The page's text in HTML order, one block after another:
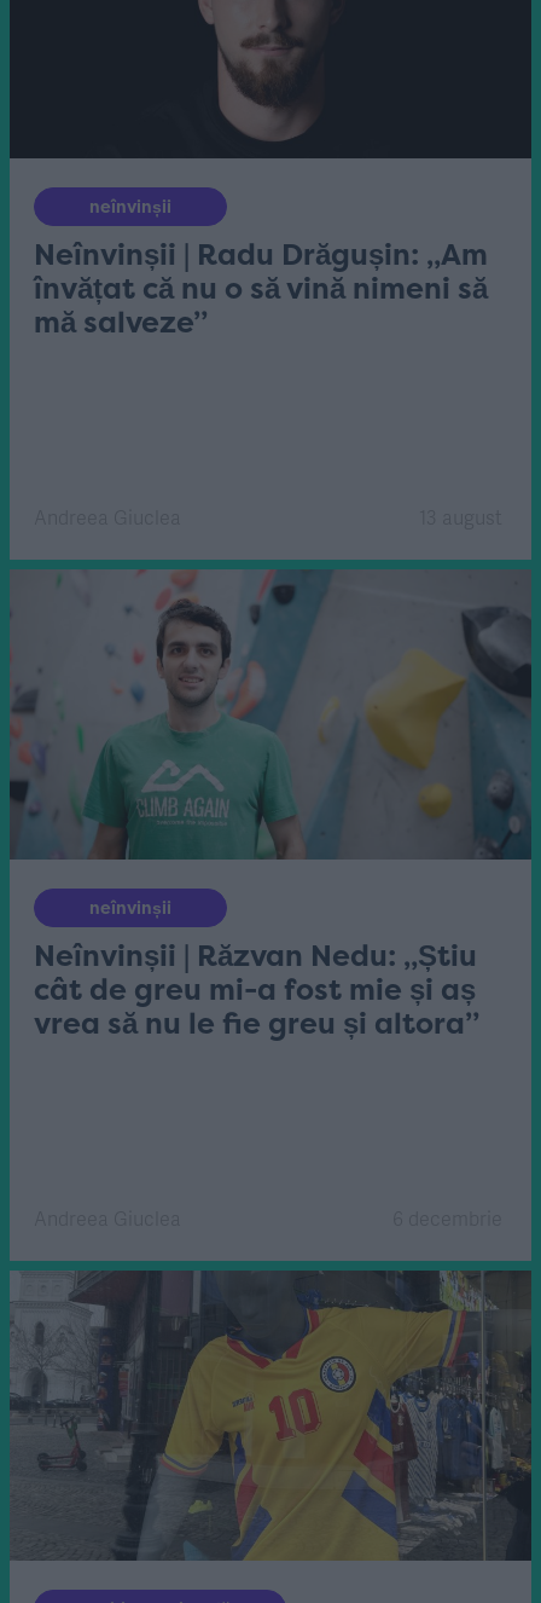
neînvinșii
Neînvinșii | Radu Drăgușin: „Am
învățat că nu o să vină nimeni să
mă salveze”
neînvinșii
Neînvinșii | Răzvan Nedu: „Știu
cât de greu mi-a fost mie și aș
vrea să nu le fie greu și altora”